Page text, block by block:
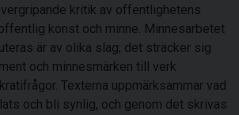
kritik av offentlighetens
konst och minne. Minnesarbetet
är av olika slag; det sträcker sig
och minnesmärken till verk
Texterna uppmärksammar vad
och bli synlig, och genom det skrivas